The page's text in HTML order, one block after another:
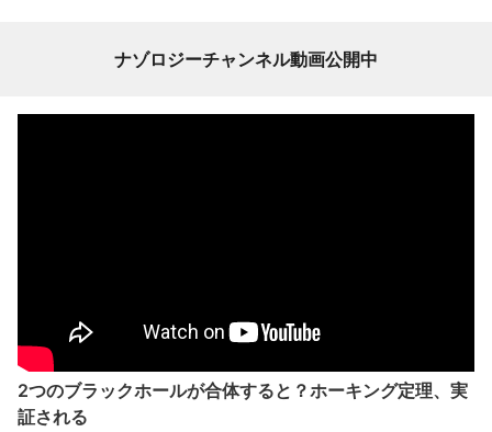
ナゾロジーチャンネル動画公開中
2つのブラックホールが合体すると？ホーキング定理、実
証される